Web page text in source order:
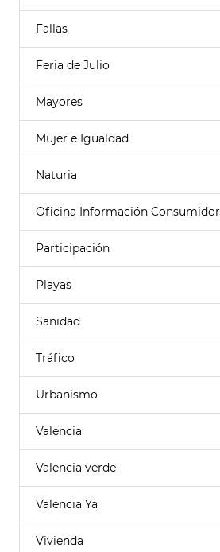
Fallas
Feria de Julio
Mayores
Mujer e Igualdad
Naturia
Oficina Información Consumidor
Participación
Playas
Sanidad
Tráfico
Urbanismo
Valencia
Valencia verde
Valencia Ya
Vivienda